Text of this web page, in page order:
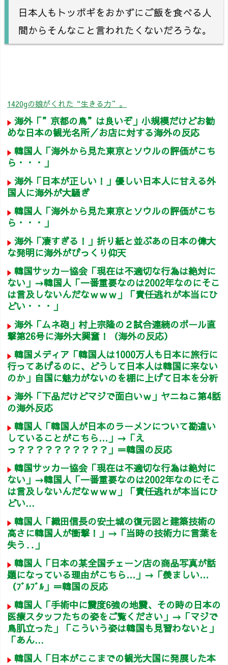
日本人もトッポギをおかずにご飯を食べる人
間からそんなこと言われたくないだろうな。
1420gの娘がくれた“生きる力”。
海外「”京都の鳥”は良いぞ」小規模だけどお勧
めな日本の観光名所／お店に対する海外の反応
韓国人「海外から見た東京とソウルの評価がこち
ら・・・」
海外「日本が正しい！」優しい日本人に甘える外
国人に海外が大騒ぎ
韓国人「海外から見た東京とソウルの評価がこち
ら・・・」
海外「凄すぎる！」折り紙と並ぶあの日本の偉大
な発明に海外がびっくり仰天
韓国サッカー協会「現在は不適切な行為は絶対に
ない」→韓国人「一番重要なのは2002年なのにそこ
は言及しないんだなｗｗｗ」「責任逃れが本当にひ
どい・・・」
海外「ムネ砲」村上宗隆の２試合連続のポール直
撃第26号に海外大興奮！（海外の反応）
韓国メディア「韓国人は1000万人も日本に旅行に
行ってあげるのに、どうして日本人は韓国に来ない
のか」自国に魅力がないのを棚に上げて日本を分析
海外「下品だけどマジで面白いｗ」ヤニねこ第4話
の海外反応
韓国人「韓国人が日本のラーメンについて勘違い
していることがこちら…」→「え
っ？？？？？？？？？？」＝韓国の反応
韓国サッカー協会「現在は不適切な行為は絶対に
ない」→韓国人「一番重要なのは2002年なのにそこ
は言及しないんだなｗｗｗ」「責任逃れが本当にひ
どい...
韓国人「織田信長の安土城の復元図と建築技術の
高さに韓国人が衝撃！」→「当時の技術力に言葉を
失う‥」
韓国人「日本の某全国チェーン店の商品写真が話
題になっている理由がこちら…」→「羨ましい…
（ﾌﾞﾙﾌﾞﾙ」＝韓国の反応
韓国人「手術中に震度6強の地震、その時の日本の
医療スタッフたちの姿をご覧ください」→「マジで
鳥肌立った」「こういう姿は韓国も見習わないと」
「あん...
韓国人「日本がここまでの観光大国に発展した本